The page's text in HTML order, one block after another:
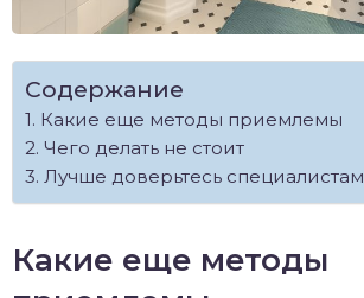
Содержание
Какие еще методы приемлемы
Чего делать не стоит
Лучше доверьтесь специалистам
Какие еще методы